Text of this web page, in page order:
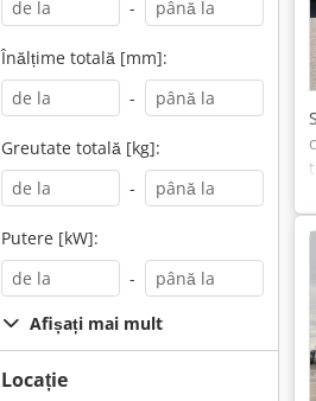
-
Înălțime totală [mm]:
-
Greutate totală [kg]:
-
Putere [kW]:
-
Afișați mai mult
Locație